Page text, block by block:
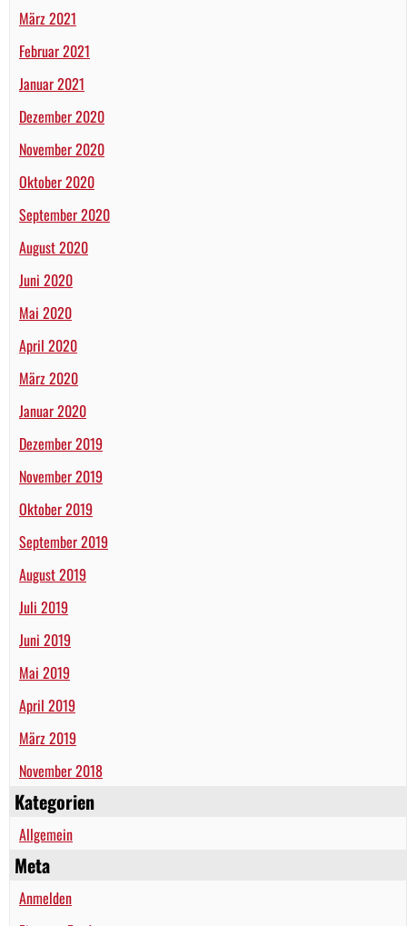
März 2021
Februar 2021
Januar 2021
Dezember 2020
November 2020
Oktober 2020
September 2020
August 2020
Juni 2020
Mai 2020
April 2020
März 2020
Januar 2020
Dezember 2019
November 2019
Oktober 2019
September 2019
August 2019
Juli 2019
Juni 2019
Mai 2019
April 2019
März 2019
November 2018
Kategorien
Allgemein
Meta
Anmelden